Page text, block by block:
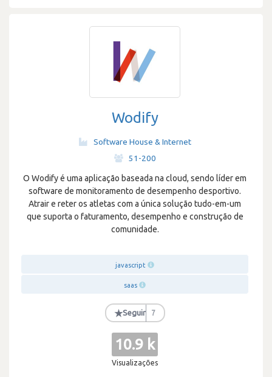
Wodify
Software House & Internet
51-200
O Wodify é uma aplicação baseada na cloud, sendo líder em
software de monitoramento de desempenho desportivo.
Atrair e reter os atletas com a única solução tudo-em-um
que suporta o faturamento, desempenho e construção de
comunidade.
javascript
saas
★Seguir 7
10.9 k
Visualizações